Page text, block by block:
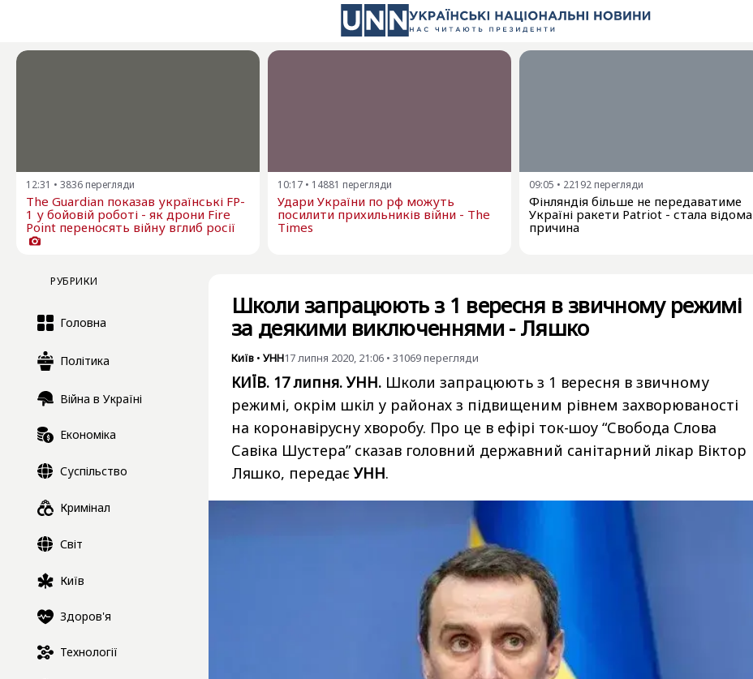
12:31 • 3836 перегляди
The Guardian показав українські FP-
1 у бойовій роботі - як дрони Fire
Point переносять війну вглиб росії
10:17 • 14881 перегляди
Удари України по рф можуть
посилити прихильників війни - The
Times
09:05 • 22192 перегляди
Фінляндія більше не передаватиме
Україні ракети Patriot - стала відома
причина
РУБРИКИ
Головна
Політика
Війна в Україні
Економіка
Суспільство
Кримінал
Світ
Київ
Здоров'я
Технології
Школи запрацюють з 1 вересня в звичному режимі
за деякими виключеннями - Ляшко
Київ • УНН17 липня 2020, 21:06 • 31069перегляди
КИЇВ. 17 липня. УНН. Школи запрацюють з 1 вересня в звичному
режимі, окрім шкіл у районах з підвищеним рівнем захворюваності
на коронавірусну хворобу. Про це в ефірі ток-шоу “Свобода Слова
Савіка Шустера” сказав головний державний санітарний лікар Віктор
Ляшко, передаєУНН.